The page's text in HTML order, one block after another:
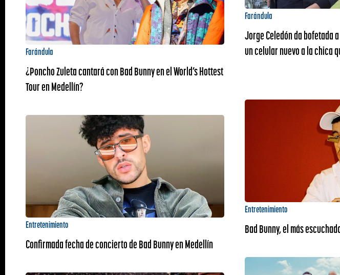
Farándula
Jorge Celedón da bofetada
un celular nuevo a la chica
Farándula
¿Poncho Zuleta cantará con Bad Bunny en el World’s Hottest
Tour en Medellín?
Entretenimiento
Confirmada fecha de concierto de Bad Bunny en Medellín
Entretenimiento
Bad Bunny, el más